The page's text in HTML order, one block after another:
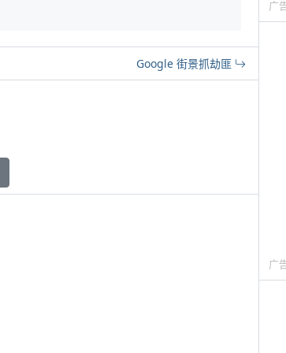
Google 街景抓劫匪
广
广